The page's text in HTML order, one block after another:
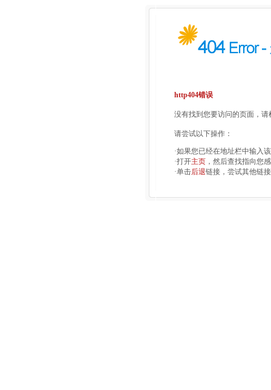
http404错误
没有找到您要访问的页面，
请尝试以下操作：
·如果您已经在地址栏中输入
·打开主页 ，然后查找指向您
·单击后退链接，尝试其他链